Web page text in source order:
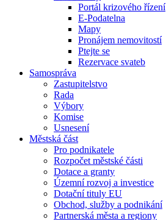
Portál krizového řízení
E-Podatelna
Mapy
Pronájem nemovitostí
Ptejte se
Rezervace svateb
Samospráva
Zastupitelstvo
Rada
Výbory
Komise
Usnesení
Městská část
Pro podnikatele
Rozpočet městské části
Dotace a granty
Územní rozvoj a investice
Dotační tituly EU
Obchod, služby a podnikání
Partnerská města a regiony